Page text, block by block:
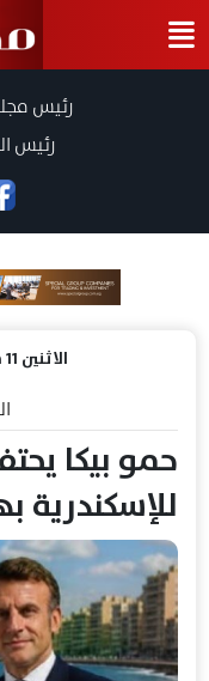
رئيس
رئيس
الاثنين 11 مايو 2026 | 12:52 م
حمو بيكا
للإسكندرية